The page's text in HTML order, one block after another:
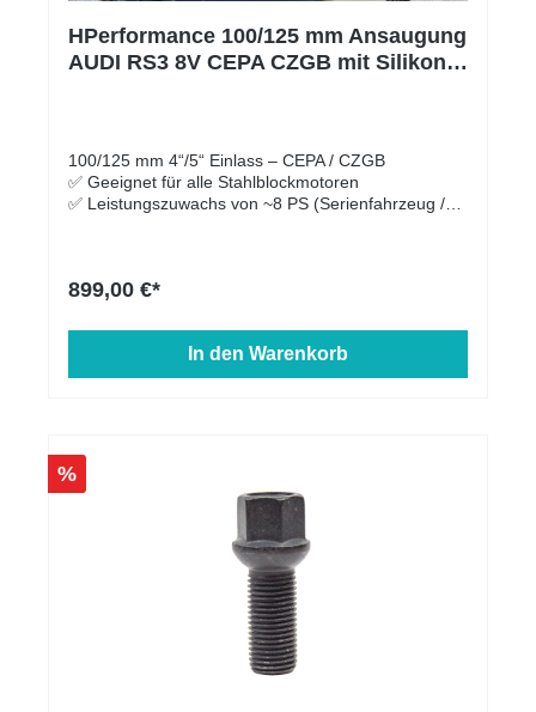
HPerformance 100/125 mm Ansaugung
AUDI RS3 8V CEPA CZGB mit Silikon
100/125 mm 4“/5“ Einlass – CEPA / CZGB
✅ Geeignet für alle Stahlblockmotoren
✅ Leistungszuwachs von ~8 PS (Serienfahrzeug /
Klangverbesserung
899,00 €*
In den Warenkorb
%